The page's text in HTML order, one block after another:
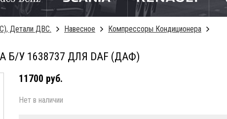
Детали ДВС. Навесное
Компрессоры Кондиционера
У 1638737 ДЛЯ DAF (ДАФ)
11700 руб.
Нет в наличии